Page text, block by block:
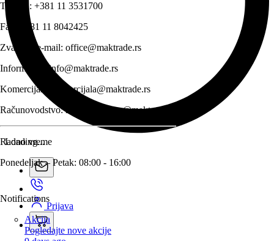
Telefon: +381 11 3531700
Fax:
+381 11 8042425
Zvanični e-mail: office@maktrade.rs
Informacije:
info@maktrade.rs
Komercijala:
komercijala@maktrade.rs
Računovodstvo:racunovodstvo@maktrade.rs
Radno vreme
Ponedeljak – Petak: 08:00 - 16:00
Loading...
Notifications
Akcija
Pogledajte nove akcije
Prijava